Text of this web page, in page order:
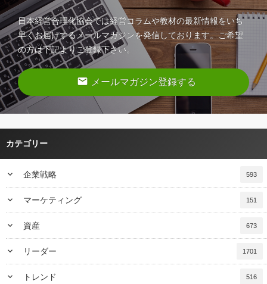
日本経営合理化協会では経営コラムや教材の最新情報をいち
早くお届けするメールマガジンを発信しております。ご希望
の方は下記よりご登録下さい。
email メールマガジン登録する
カテゴリー
keyboard_arrow_down 企業戦略 593
keyboard_arrow_down マーケティング 151
keyboard_arrow_down 資産 673
keyboard_arrow_down リーダー 1701
keyboard_arrow_down トレンド 516